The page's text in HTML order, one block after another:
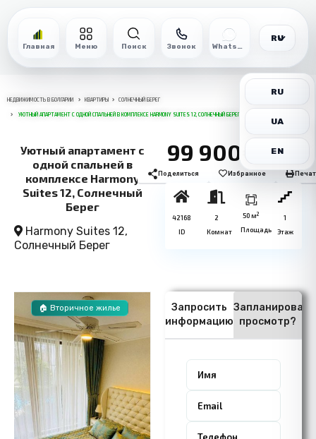
Главная Меню Поиск Звонок WhatsApp
RU
RU
UA
EN
НЕДВИЖИМОСТЬ В БОЛГАРИИ КВАРТИРЫ СОЛНЕЧНЫЙ БЕРЕГ
УЮТНЫЙ АПАРТАМЕНТ С ОДНОЙ СПАЛЬНЕЙ В КОМПЛЕКСЕ HARMONY SUITES 12, СОЛНЕЧНЫЙ БЕРЕГ
Уютный апартамент с
одной спальней в
комплексе Harmony
Suites 12, Солнечный
Берег
Harmony Suites 12,
Солнечный Берег
99 900€
Поделиться Избранное
42168
ID
2
Комнат
50 м2
Площадь
1
Этаж
🏠 Вторичное жилье
Запросить
информацию
Запланировать
просмотр?